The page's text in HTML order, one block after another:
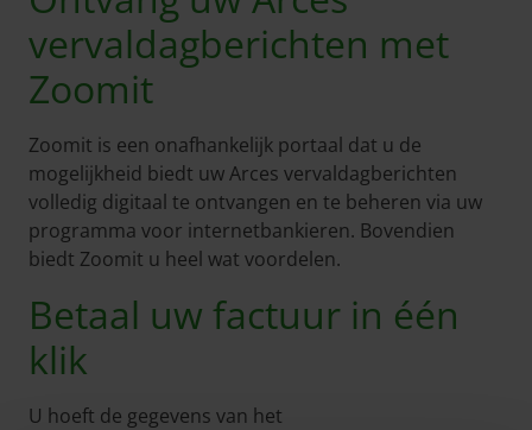
vervaldagberichten met
Zoomit
Zoomit is een onafhankelijk portaal dat u de
mogelijkheid biedt uw Arces vervaldagberichten
volledig digitaal te ontvangen en te beheren via uw
programma voor internetbankieren. Bovendien
biedt Zoomit u heel wat voordelen.
Betaal uw factuur in één
klik
U hoeft de gegevens van het